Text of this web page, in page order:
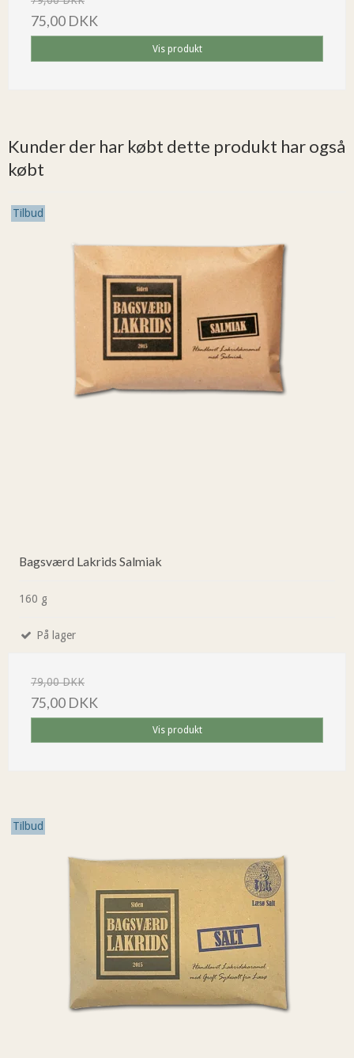
75,00 DKK
Vis produkt
Kunder der har købt dette produkt har også
købt
Tilbud
Bagsværd Lakrids Salmiak
160 g
På lager
79,00 DKK
75,00 DKK
Vis produkt
Tilbud